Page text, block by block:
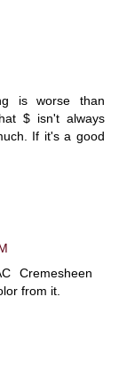
is worse than
$ isn't always
If it's a good
Cremesheen
from it.